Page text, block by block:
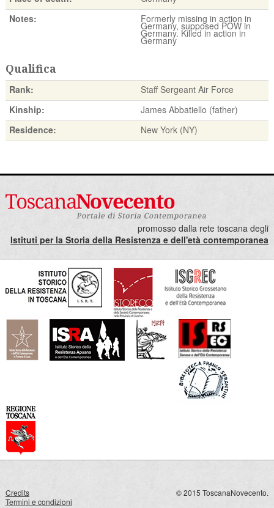
Notes:
Formerly missing in action in
Germany, supposed POW in
Germany. Killed in action in
Germany
Qualifica
Rank:
Staff Sergeant Air Force
Kinship:
James Abbatiello (father)
Residence:
New York (NY)
promosso dalla rete toscana degli
Istituti per la Storia della Resistenza e dell'età contemporanea
Credits
Termini e condizioni
© 2015 ToscanaNovecento.